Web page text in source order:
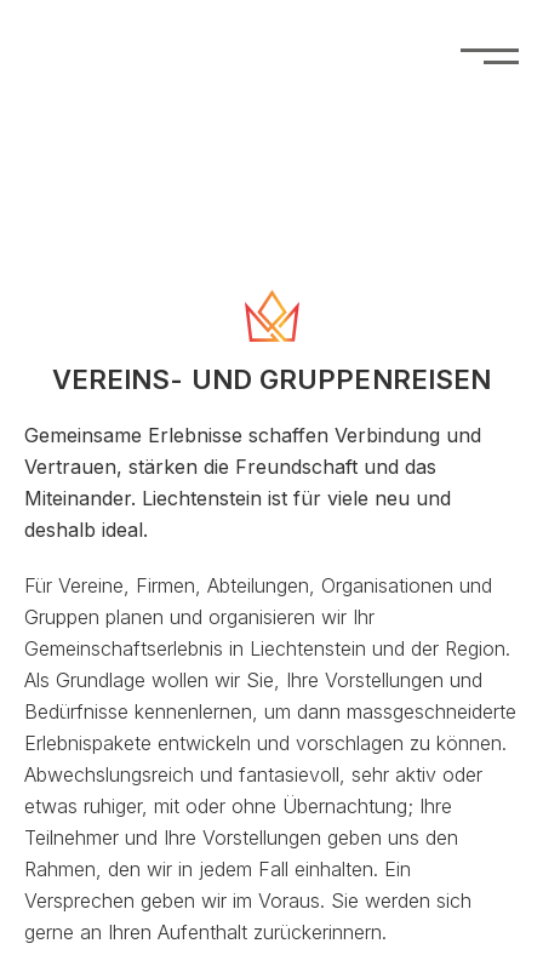
VEREINS- UND GRUPPENREISEN
Gemeinsame Erlebnisse schaffen Verbindung und
Vertrauen, stärken die Freundschaft und das
Miteinander. Liechtenstein ist für viele neu und
deshalb ideal.
Für Vereine, Firmen, Abteilungen, Organisationen und
Gruppen planen und organisieren wir Ihr
Gemeinschaftserlebnis in Liechtenstein und der Region.
Als Grundlage wollen wir Sie, Ihre Vorstellungen und
Bedürfnisse kennenlernen, um dann massgeschneiderte
Erlebnispakete entwickeln und vorschlagen zu können.
Abwechslungsreich und fantasievoll, sehr aktiv oder
etwas ruhiger, mit oder ohne Übernachtung; Ihre
Teilnehmer und Ihre Vorstellungen geben uns den
Rahmen, den wir in jedem Fall einhalten. Ein
Versprechen geben wir im Voraus. Sie werden sich
gerne an Ihren Aufenthalt zurückerinnern.